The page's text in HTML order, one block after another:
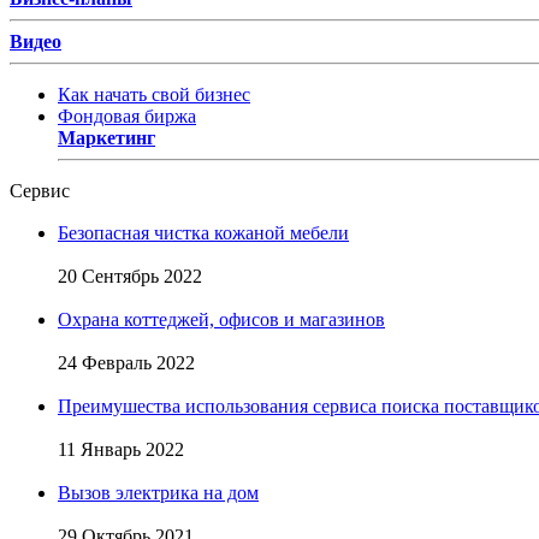
Видео
Как начать свой бизнес
Фондовая биржа
Маркетинг
Сервис
Безопасная чистка кожаной мебели
20 Сентябрь 2022
Охрана коттеджей, офисов и магазинов
24 Февраль 2022
Преимушества использования сервиса поиска
11 Январь 2022
Вызов электрика на дом